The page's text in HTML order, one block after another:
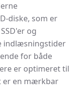
diske, som er
og
indlæsningstider
for både
er optimeret til
er en mærkbar